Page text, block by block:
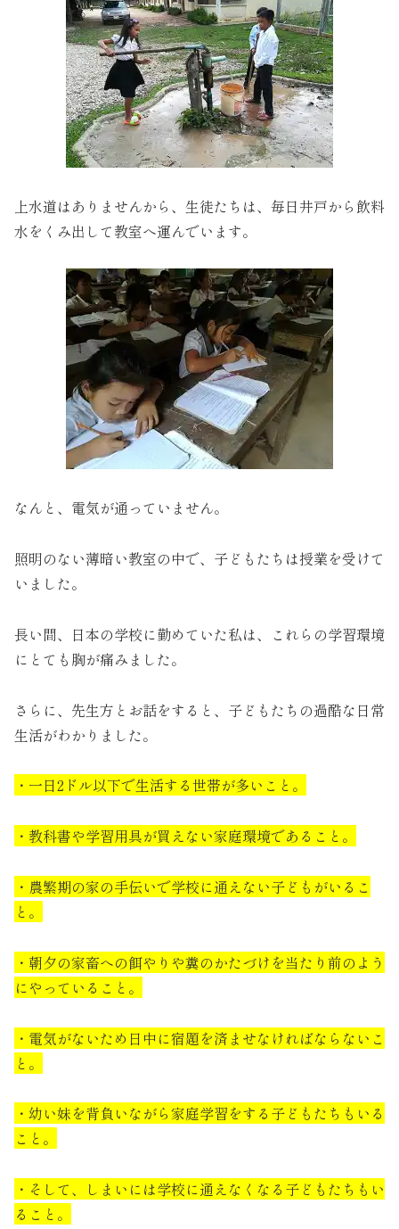
上水道はありませんから、生徒たちは、毎日井戸から飲料
水をくみ出して教室へ運んでいます。
なんと、電気が通っていません。
照明のない薄暗い教室の中で、子どもたちは授業を受けて
いました。
長い間、日本の学校に勤めていた私は、これらの学習環境
にとても胸が痛みました。
さらに、先生方とお話をすると、子どもたちの過酷な日常
生活がわかりました。
・一日2ドル以下で生活する世帯が多いこと。
・教科書や学習用具が買えない家庭環境であること。
・農繁期の家の手伝いで学校に通えない子どもがいるこ
と。
・朝夕の家畜への餌やりや糞のかたづけを当たり前のよう
にやっていること。
・電気がないため日中に宿題を済ませなければならないこ
と。
・幼い妹を背負いながら家庭学習をする子どもたちもいる
こと。
・そして、しまいには学校に通えなくなる子どもたちもい
ること。